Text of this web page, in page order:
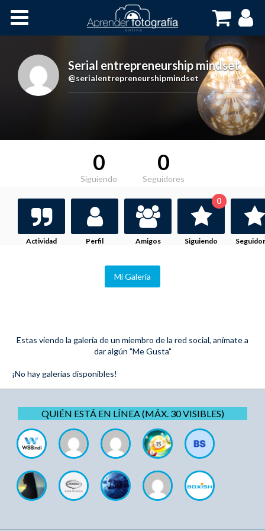
Cursos OnLine
Serial entrepreneurship mindset,
@serialentrepreneurshipmindset
0
Siguiendo
0
Seguidores
Actividad Perfil Amigos Siguiendo
0
Mi Galeria
Estas viendo la galería de un miembro de la red social, anímate a
dar algún "Me Gusta"
¡No hay galerías disponibles!
QUIÉN ESTÁ EN LÍNEA (MÁX. 30 VISIBLES)